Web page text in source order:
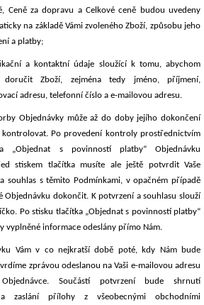
Ceně za dopravu a Celkové ceně budou uvedeny
na základě Vámi zvoleného Zboží, způsobu jeho
a platby;
a kontaktní údaje sloužící k tomu, abychom
doručit Zboží, zejména tedy jméno, příjmení,
adresu, telefonní číslo a e-mailovou adresu.
Objednávky může až do doby jejího dokončení
kontrolovat. Po provedení kontroly prostřednictvím
„Objednat s povinností platby“Objednávku
stiskem tlačítka musíte ale ještě potvrdit Vaše
a souhlas s těmito Podmínkami, v opačném případě
Objednávku dokončit. K potvrzení a souhlasu slouží
Po stisku tlačítka „Objednat s povinností platby“
vyplněné informace odeslány přímo Nám.
Vám v co nejkratší době poté, kdy Nám bude
zprávou odeslanou na Vaši e-mailovou adresu
Součástí potvrzení bude shrnutí
a zaslání přílohy z všeobecnými obchodními